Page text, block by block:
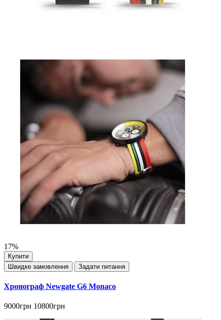
17%
Купити
Швидке замовлення
Задати питання
Хронограф Newgate G6 Monaco
9000грн 10800грн